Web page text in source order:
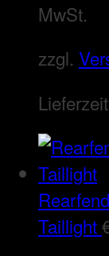
MwSt.
zzgl.
Taillight